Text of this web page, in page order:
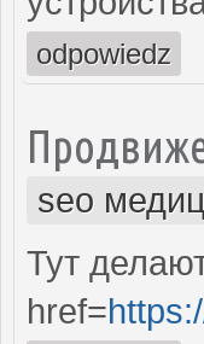
odpowiedz
seo
Тут
href=